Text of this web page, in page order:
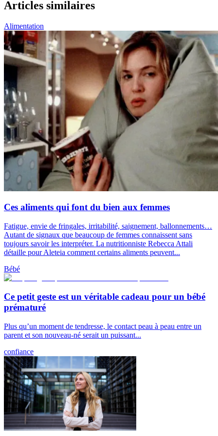
Articles similaires
Alimentation
Ces aliments qui font du bien aux femmes
Fatigue, envie de fringales, irritabilité, saignement, ballonnements…
Autant de signaux que beaucoup de femmes connaissent sans
toujours savoir les interpréter. La nutritionniste Rebecca Attali
détaille pour Aleteia comment certains aliments peuvent...
Bébé
Ce petit geste est un véritable cadeau pour un bébé
prématuré
Plus qu’un moment de tendresse, le contact peau à peau entre un
parent et son nouveau-né serait un puissant...
confiance